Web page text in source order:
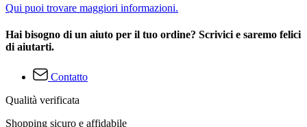
Qui puoi trovare maggiori informazioni.
Hai bisogno di un aiuto per il tuo ordine? Scrivici e saremo felici
di aiutarti.
Contatto
Qualità verificata
Shopping sicuro e affidabile